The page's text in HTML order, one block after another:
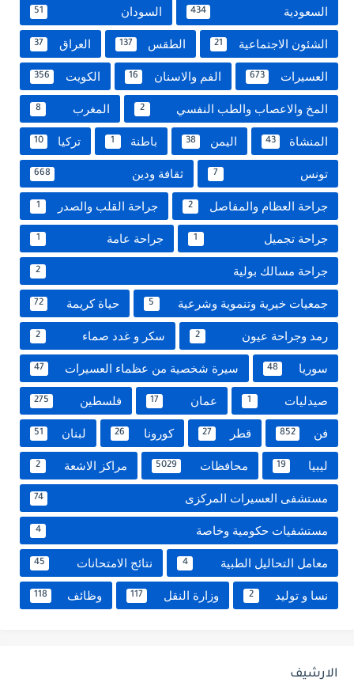
السعودية 434 السودان 51
الشئون الاجتماعية 21 الطقس 137 العراق 37
العسيرات 673 الفم والاسنان 16 الكويت 356
المخ والاعصاب والطب النفسي 2 المغرب 8
المنشاة 43 اليمن 38 باطنة 1 تركيا 10
تونس 7 ثقافة ودين 668
جراحة العظام والمفاصل 2 جراحة القلب والصدر 1
جراحة تجميل 1 جراحة عامة 1
جراحة مسالك بولية 2
جمعيات خيرية وتنموية وشرعية 5 حياة كريمة 72
رمد وجراحة عيون 2 سكر و غدد صماء 2
سوريا 48 سيرة شخصية من عظماء العسيرات 47
صيدليات 1 عمان 17 فلسطين 275
فن 852 قطر 27 كورونا 26 لبنان 51
ليبيا 19 محافظات 5029 مراكز الاشعة 2
مستشفى العسيرات المركزى 74
مستشفيات حكومية وخاصة 4
معامل التحاليل الطبية 4 نتائج الامتحانات 45
نسا و توليد 2 وزارة النقل 117 وظائف 118
الارشيف